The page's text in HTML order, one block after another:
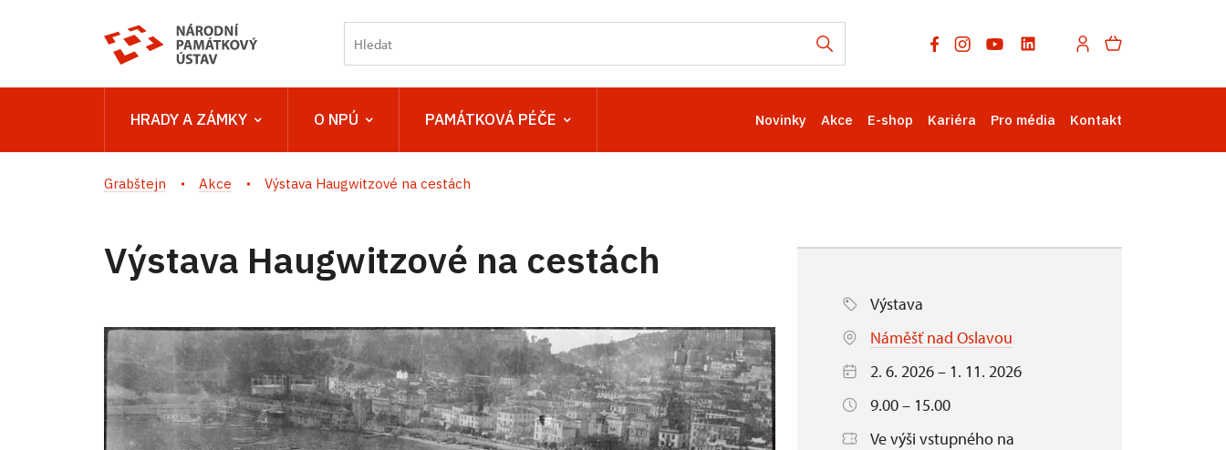
HRADY A ZÁMKY O NPÚ PAMÁTKOVÁ PÉČE Novinky Akce E-shop Kariéra Pro média Kontakt
Grabštejn Akce Výstava Haugwitzové na cestách
Výstava Haugwitzové na cestách
Výstava
Náměšť nad Oslavou
2. 6. 2026 – 1. 11. 2026
9.00 – 15.00
Ve výši vstupného na